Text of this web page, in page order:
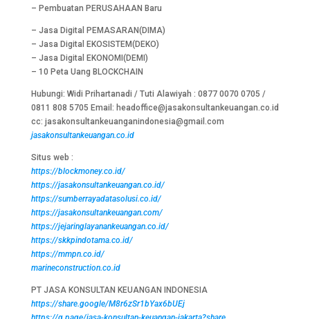
– Pembuatan PERUSAHAAN Baru
– Jasa Digital PEMASARAN(DIMA)
– Jasa Digital EKOSISTEM(DEKO)
– Jasa Digital EKONOMI(DEMI)
– 10 Peta Uang BLOCKCHAIN
Hubungi: Widi Prihartanadi / Tuti Alawiyah : 0877 0070 0705 /
0811 808 5705 Email: headoffice@jasakonsultankeuangan.co.id
cc: jasakonsultankeuanganindonesia@gmail.com
jasakonsultankeuangan.co.id
Situs web :
https://blockmoney.co.id/
https://jasakonsultankeuangan.co.id/
https://sumberrayadatasolusi.co.id/
https://jasakonsultankeuangan.com/
https://jejaringlayanankeuangan.co.id/
https://skkpindotama.co.id/
https://mmpn.co.id/
marineconstruction.co.id
PT JASA KONSULTAN KEUANGAN INDONESIA
https://share.google/M8r6zSr1bYax6bUEj